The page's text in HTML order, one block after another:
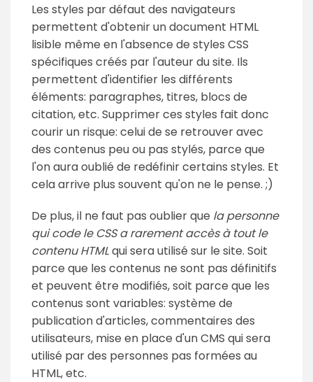
Les styles par défaut des navigateurs
permettent d'obtenir un document HTML
lisible même en l'absence de styles CSS
spécifiques créés par l'auteur du site. Ils
permettent d'identifier les différents
éléments: paragraphes, titres, blocs de
citation, etc. Supprimer ces styles fait donc
courir un risque: celui de se retrouver avec
des contenus peu ou pas stylés, parce que
l'on aura oublié de redéfinir certains styles. Et
cela arrive plus souvent qu'on ne le pense. ;)
De plus, il ne faut pas oublier que la personne
qui code le CSS a rarement accès à tout le
contenu HTMLqui sera utilisé sur le site. Soit
parce que les contenus ne sont pas définitifs
et peuvent être modifiés, soit parce que les
contenus sont variables: système de
publication d'articles, commentaires des
utilisateurs, mise en place d'un CMS qui sera
utilisé par des personnes pas formées au
HTML, etc.